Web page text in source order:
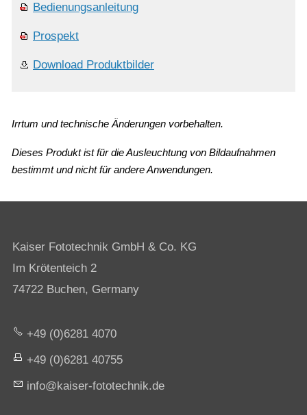
Bedienungsanleitung
Prospekt
Download Produktbilder
Irrtum und technische Änderungen vorbehalten.
Dieses Produkt ist für die Ausleuchtung von Bildaufnahmen
bestimmt und nicht für andere Anwendungen.
Kaiser Fototechnik GmbH & Co. KG
Im Krötenteich 2
74722 Buchen, Germany
+49 (0)6281 4070
+49 (0)6281 40755
nf
k s r-f t t chn k d